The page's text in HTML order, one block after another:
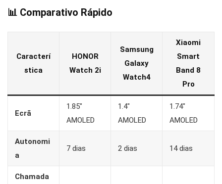
📊 Comparativo Rápido
Caracterí
stica
HONOR
Watch 2i
Samsung
Galaxy
Watch4
Xiaomi
Smart
Band 8
Pro
Ecrã
1.85″
AMOLED
1.4″
AMOLED
1.74″
AMOLED
Autonomi
a
7 dias 2 dias 14 dias
Chamada